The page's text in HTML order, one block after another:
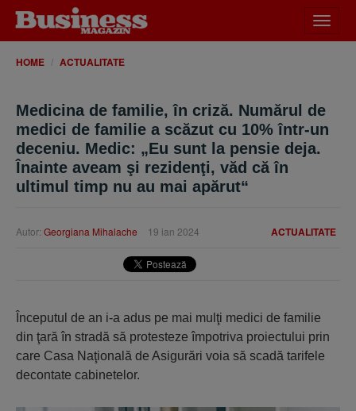
meniu
HOME ACTUALITATE
Medicina de familie, în criză. Numărul de
medici de familie a scăzut cu 10% într-un
deceniu. Medic: „Eu sunt la pensie deja.
Înainte aveam şi rezidenţi, văd că în
ultimul timp nu au mai apărut“
ACTUALITATE
Autor: Georgiana Mihalache 19 ian 2024
Începutul de an i-a adus pe mai mulţi medici de familie
din ţară în stradă să protesteze împotriva proiectului prin
care Casa Naţională de Asigurări voia să scadă tarifele
decontate cabinetelor.